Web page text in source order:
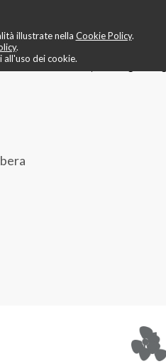
illustrate nella Cookie Policy.
.
all'uso dei cookie.